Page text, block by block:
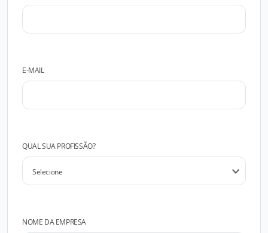
E-MAIL
QUAL SUA PROFISSÃO?
NOME DA EMPRESA